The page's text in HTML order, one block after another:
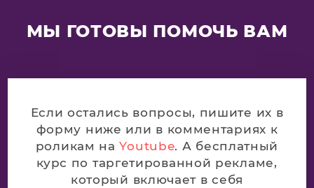
МЫ ГОТОВЫ ПОМОЧЬ ВАМ
Если остались вопросы, пишите их в
форму ниже или в комментариях к
роликам наYoutube. А бесплатный
курс по таргетированной рекламе,
который включает в себя